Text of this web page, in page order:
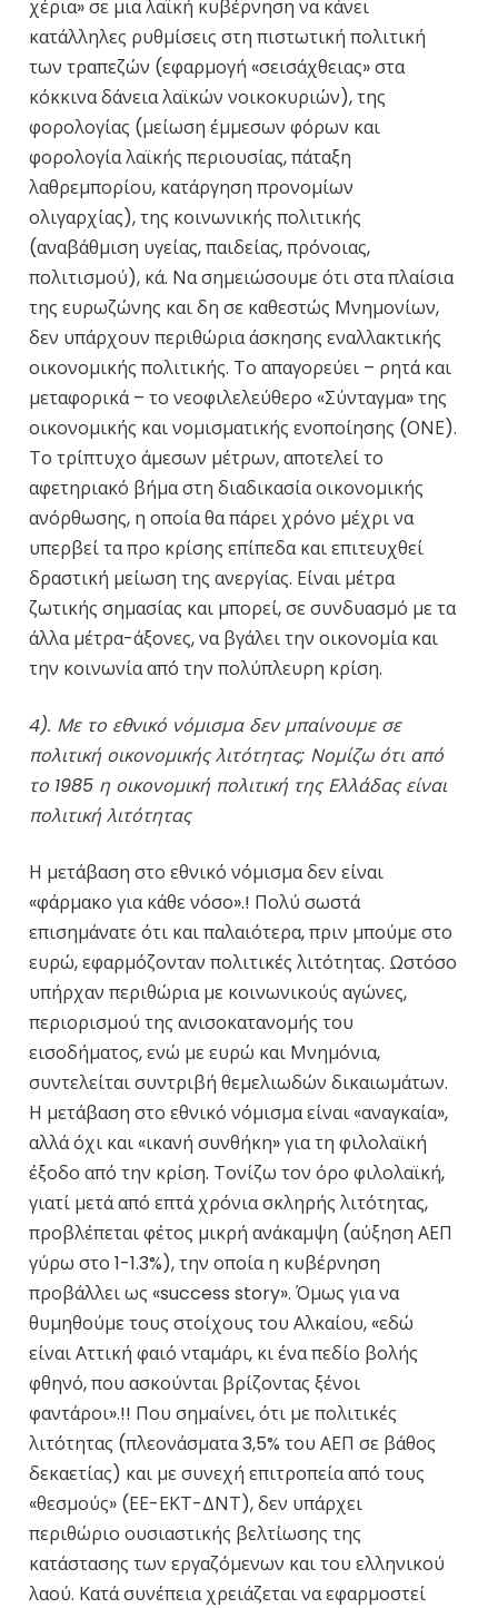
χέρια» σε μια λαϊκή κυβέρνηση να κάνει
κατάλληλες ρυθμίσεις στη πιστωτική πολιτική
των τραπεζών (εφαρμογή «σεισάχθειας» στα
κόκκινα δάνεια λαϊκών νοικοκυριών), της
φορολογίας (μείωση έμμεσων φόρων και
φορολογία λαϊκής περιουσίας, πάταξη
λαθρεμπορίου, κατάργηση προνομίων
ολιγαρχίας), της κοινωνικής πολιτικής
(αναβάθμιση υγείας, παιδείας, πρόνοιας,
πολιτισμού), κά. Να σημειώσουμε ότι στα πλαίσια
της ευρωζώνης και δη σε καθεστώς Μνημονίων,
δεν υπάρχουν περιθώρια άσκησης εναλλακτικής
οικονομικής πολιτικής. Το απαγορεύει – ρητά και
μεταφορικά – το νεοφιλελεύθερο «Σύνταγμα» της
οικονομικής και νομισματικής ενοποίησης (ΟΝΕ).
Το τρίπτυχο άμεσων μέτρων, αποτελεί το
αφετηριακό βήμα στη διαδικασία οικονομικής
ανόρθωσης, η οποία θα πάρει χρόνο μέχρι να
υπερβεί τα προ κρίσης επίπεδα και επιτευχθεί
δραστική μείωση της ανεργίας. Είναι μέτρα
ζωτικής σημασίας και μπορεί, σε συνδυασμό με τα
άλλα μέτρα-άξονες, να βγάλει την οικονομία και
την κοινωνία από την πολύπλευρη κρίση.
4). Με το εθνικό νόμισμα δεν μπαίνουμε σε
πολιτική οικονομικής λιτότητας; Νομίζω ότι από
το 1985 η οικονομική πολιτική της Ελλάδας είναι
πολιτική λιτότητας
Η μετάβαση στο εθνικό νόμισμα δεν είναι
«φάρμακο για κάθε νόσο».! Πολύ σωστά
επισημάνατε ότι και παλαιότερα, πριν μπούμε στο
ευρώ, εφαρμόζονταν πολιτικές λιτότητας. Ωστόσο
υπήρχαν περιθώρια με κοινωνικούς αγώνες,
περιορισμού της ανισοκατανομής του
εισοδήματος, ενώ με ευρώ και Μνημόνια,
συντελείται συντριβή θεμελιωδών δικαιωμάτων.
Η μετάβαση στο εθνικό νόμισμα είναι «αναγκαία»,
αλλά όχι και «ικανή συνθήκη» για τη φιλολαϊκή
έξοδο από την κρίση. Τονίζω τον όρο φιλολαϊκή,
γιατί μετά από επτά χρόνια σκληρής λιτότητας,
προβλέπεται φέτος μικρή ανάκαμψη (αύξηση ΑΕΠ
γύρω στο 1-1.3%), την οποία η κυβέρνηση
προβάλλει ως «success story». Όμως για να
θυμηθούμε τους στοίχους του Αλκαίου, «εδώ
είναι Αττική φαιό νταμάρι, κι ένα πεδίο βολής
φθηνό, που ασκούνται βρίζοντας ξένοι
φαντάροι».!! Που σημαίνει, ότι με πολιτικές
λιτότητας (πλεονάσματα 3,5% του ΑΕΠ σε βάθος
δεκαετίας) και με συνεχή επιτροπεία από τους
«θεσμούς» (ΕΕ-ΕΚΤ-ΔΝΤ), δεν υπάρχει
περιθώριο ουσιαστικής βελτίωσης της
κατάστασης των εργαζόμενων και του ελληνικού
λαού. Κατά συνέπεια χρειάζεται να εφαρμοστεί